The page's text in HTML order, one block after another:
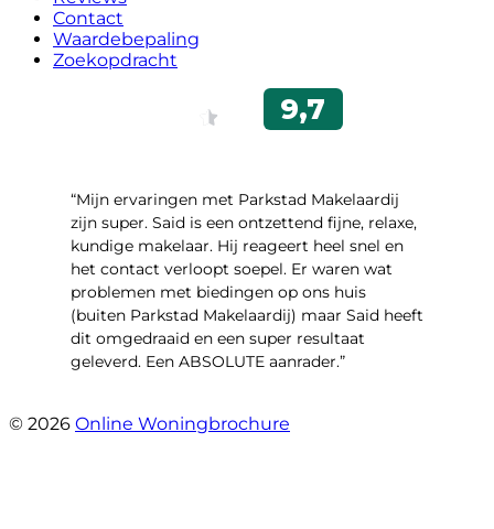
Contact
Waardebepaling
Zoekopdracht
“Mijn ervaringen met Parkstad Makelaardij
zijn super. Said is een ontzettend fijne, relaxe,
kundige makelaar. Hij reageert heel snel en
het contact verloopt soepel. Er waren wat
problemen met biedingen op ons huis
(buiten Parkstad Makelaardij) maar Said heeft
dit omgedraaid en een super resultaat
geleverd. Een ABSOLUTE aanrader.”
© 2026 Online Woningbrochure